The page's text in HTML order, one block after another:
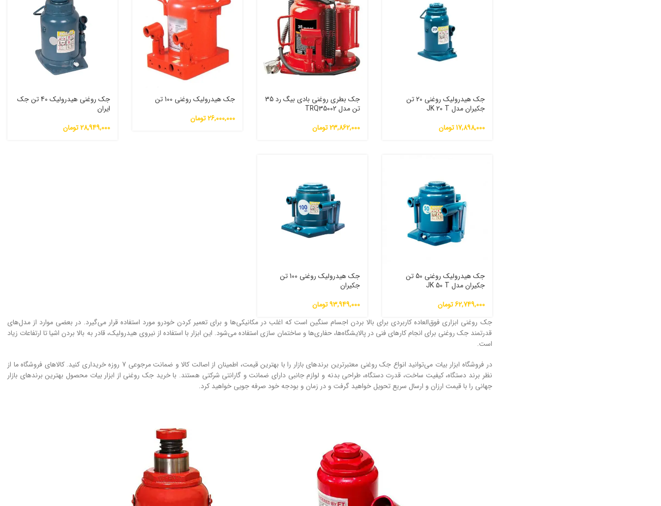
جک هیدرولیک روغنی 20 تن
جکیران مدل JK 20 T
17,898,000 تومان
جک بطری روغنی بادی بیگ رد 35
تن مدل TRQ35002
23,862,000تومان
جک هیدرولیک روغنی 100 تن
26,000,000تومان
جک روغنی هیدرولیک 40 تن جک
ایران
28,949,000تومان
جک هیدرولیک روغنی 50 تن
جکیران مدل JK 50 T
62,749,000 تومان
جک هیدرولیک روغنی 100 تن
جکیران
93,949,000تومان
جک روغنی ابزاری فوق‌العاده کاربردی برای بالا بردن اجسام سنگین است که اغلب در مکانیکی‌ها و برای تعمیر کردن خودرو مورد استفاده قرار می‌گیرد. در بعضی موارد از مدل‌های
قدرتمند جک روغنی برای انجام کارهای فنی در پالایشگاه‌ها، حفاری‌ها و ساختمان‌ سازی استفاده می‌شود. این ابزار با استفاده از نیروی هیدرولیک، قادر به بالا بردن اشیا تا ارتفاعات زیاد
است.
در فروشگاه ابزار بیات می‌توانید انواع جک روغنی معتبرترین برندهای بازار را با بهترین قیمت، اطمینان از اصالت کالا و ضمانت مرجوعی 7 روزه خریداری کنید. کالاهای فروشگاه ما از
نظر برند دستگاه، کیفیت ساخت، قدرت دستگاه، طراحی بدنه و لوازم جانبی دارای ضمانت و گارانتی شرکتی هستند. با خرید جک روغنی از ابزار بیات محصول بهترین برندهای بازار
جهانی را با قیمت ارزان و ارسال سریع تحویل خواهید گرفت و در زمان و بودجه خود صرفه جویی خواهید کرد.